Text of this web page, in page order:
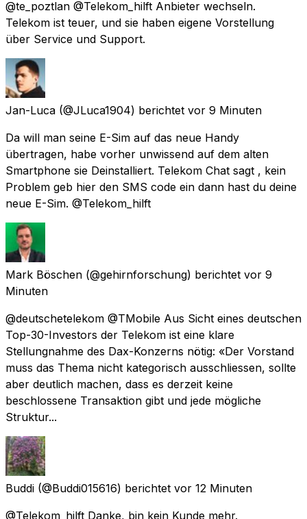
@te_poztlan @Telekom_hilft Anbieter wechseln.
Telekom ist teuer, und sie haben eigene Vorstellung
über Service und Support.
Jan-Luca (@JLuca1904) berichtet vor 9 Minuten
Da will man seine E-Sim auf das neue Handy
übertragen, habe vorher unwissend auf dem alten
Smartphone sie Deinstalliert. Telekom Chat sagt , kein
Problem geb hier den SMS code ein dann hast du deine
neue E-Sim. @Telekom_hilft
Mark Böschen (@gehirnforschung) berichtet vor 9
Minuten
@deutschetelekom @TMobile Aus Sicht eines deutschen
Top-30-Investors der Telekom ist eine klare
Stellungnahme des Dax-Konzerns nötig: «Der Vorstand
muss das Thema nicht kategorisch ausschliessen, sollte
aber deutlich machen, dass es derzeit keine
beschlossene Transaktion gibt und jede mögliche
Struktur...
Buddi (@Buddi015616) berichtet vor 12 Minuten
@Telekom_hilft Danke, bin kein Kunde mehr.